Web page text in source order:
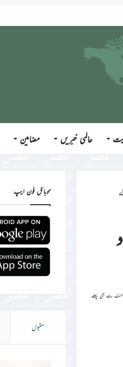
عالمی خبریں مضامین
سے بھی پہلے
موبائل فون ایپ
مقبول